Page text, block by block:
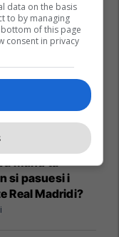
Reklamo këtu
mund ta
si pasuesi i
Real Madridi?
data on the basis
to by managing
of this page
consent in privacy